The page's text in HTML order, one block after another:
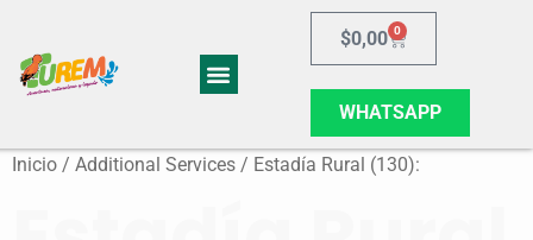
$0,00 0
WHATSAPP
Inicio / Additional Services / Estadía Rural (130):